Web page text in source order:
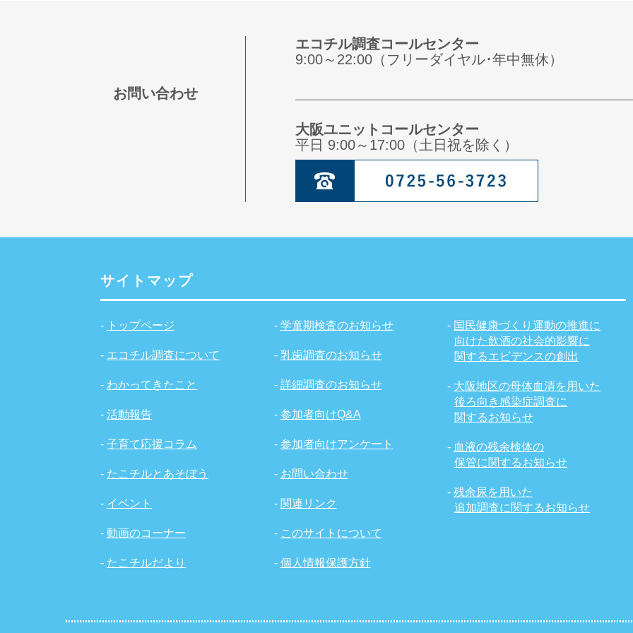
お問い合わせ
エコチル調査コールセンター
9:00～22:00（フリーダイヤル･年中無休）
大阪ユニットコールセンター
平日 9:00～17:00（土日祝を除く）
サイトマップ
- トップページ
- エコチル調査について
- わかってきたこと
- 活動報告
- 子育て応援コラム
- たこチルとあそぼう
- イベント
- 動画のコーナー
- たこチルだより
- 学童期検査のお知らせ
- 乳歯調査のお知らせ
- 詳細調査のお知らせ
- 参加者向けQ&A
- 参加者向けアンケート
- お問い合わせ
- 関連リンク
- このサイトについて
- 個人情報保護方針
- 国民健康づくり運動の推進に
向けた飲酒の社会的影響に
関するエビデンスの創出
- 大阪地区の母体血清を用いた
後ろ向き感染症調査に
関するお知らせ
- 血液の残余検体の
保管に関するお知らせ
-残余尿を用いた
追加調査に関するお知らせ